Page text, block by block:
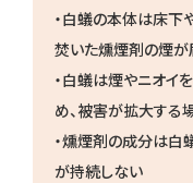
・白蟻の本体は床下
焚いた燻煙剤の煙
・白蟻は煙やニオイ
め、被害が拡大する
・燻煙剤の成分は白
が持続しない